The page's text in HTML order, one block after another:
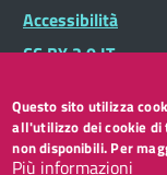
Accessibilità
CC BY 3.0 IT
Questo sito utilizza
all'utilizzo dei cookie
non disponibili. Per
Più informazioni